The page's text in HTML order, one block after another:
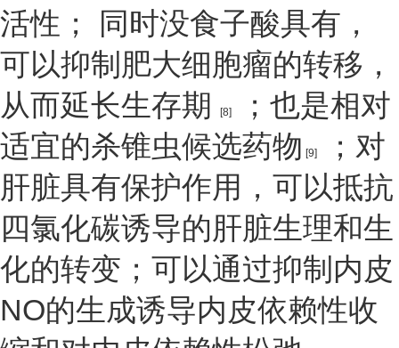
活性； 同时没食子酸具有，
可以抑制肥大细胞瘤的转移，
从而延长生存期
[8]
；也是相对
适宜的杀锥虫候选药物 [9]
；对
肝脏具有保护作用，可以抵抗
四氯化碳诱导的肝脏生理和生
化的转变；可以通过抑制内皮
NO的生成诱导内皮依赖性收